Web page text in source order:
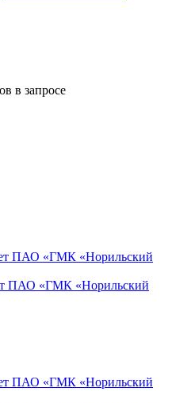
в запросе
ПАО «ГМК «Норильский
ПАО «ГМК «Норильский
ПАО «ГМК «Норильский